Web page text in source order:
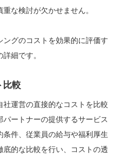
な検討が欠かせません。
ングのコストを効果的に評価す
細です。
比較
社運営の直接的なコストを比較
パートナーの提供するサービス
条件、従業員の給与や福利厚生
底的な比較を行い、コストの透